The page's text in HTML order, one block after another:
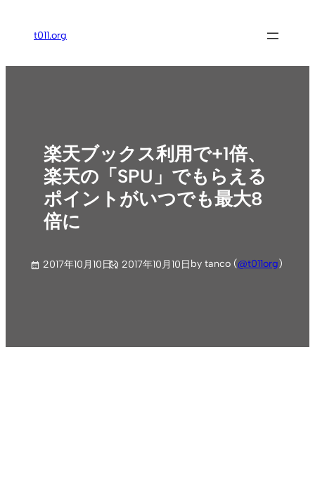
ス
t011.org
楽天ブックス利用で+1倍、
楽天の「SPU」でもらえる
ポイントがいつでも最大8
倍に
2017年10月10日 2017年10月10日by tanco (@t011org)